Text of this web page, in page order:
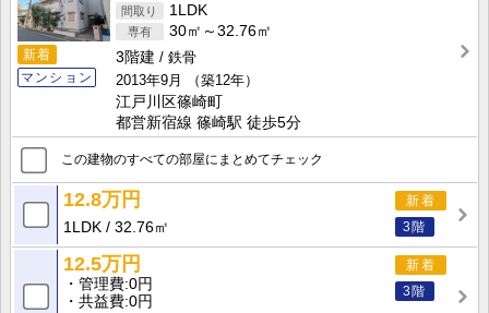
新着
マンション
1LDK
30㎡～32.76㎡
3階建
鉄骨
2013年9月
（築12年）
江戸川区篠崎町
都営新宿線 篠崎駅 徒歩5分
この建物のすべての部屋にまとめてチェック
新着
3階
12.8万円
1LDK 32.76㎡
新着
3階
12.5万円
管理費 0円
共益費 0円